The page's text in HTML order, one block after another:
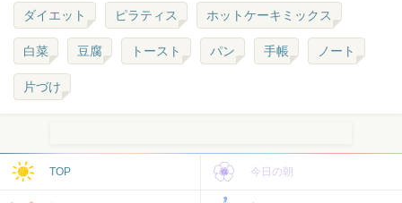
ダイエット ピラティス ホットケーキミックス
白菜 豆腐 トースト パン 手帳 ノート
片づけ
TOP 今日の朝